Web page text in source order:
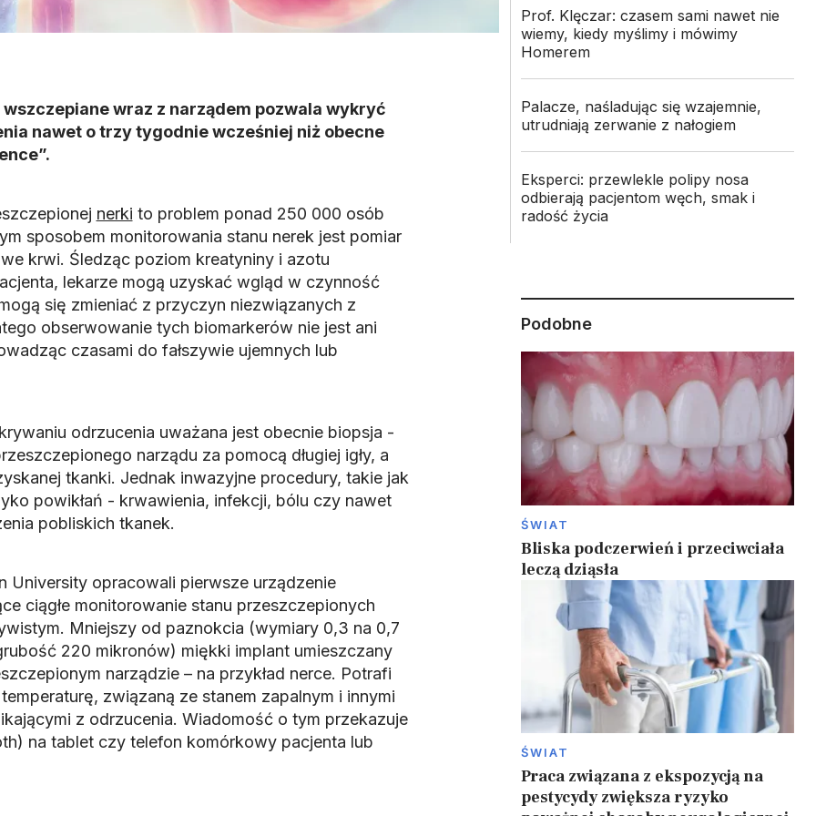
wraz z narządem pozwala wykryć
nawet o trzy tygodnie wcześniej niż obecne
nerki to problem ponad 250 000 osób
sposobem monitorowania stanu nerek jest pomiar
krwi. Śledząc poziom kreatyniny i azotu
lekarze mogą uzyskać wgląd w czynność
się zmieniać z przyczyn niezwiązanych z
obserwowanie tych biomarkerów nie jest ani
czasami do fałszywie ujemnych lub
odrzucenia uważana jest obecnie biopsja -
narządu za pomocą długiej igły, a
tkanki. Jednak inwazyjne procedury, takie jak
powikłań - krwawienia, infekcji, bólu czy nawet
pobliskich tkanek.
University opracowali pierwsze urządzenie
ciągłe monitorowanie stanu przeszczepionych
Mniejszy od paznokcia (wymiary 0,3 na 0,7
220 mikronów) miękki implant umieszczany
narządzie – na przykład nerce. Potrafi
związaną ze stanem zapalnym i innymi
z odrzucenia. Wiadomość o tym przekazuje
na tablet czy telefon komórkowy pacjenta lub
Prof. Klęczar: czasem sami nawet nie
wiemy, kiedy myślimy i mówimy
Homerem
Palacze, naśladując się wzajemnie,
utrudniają zerwanie z nałogiem
Eksperci: przewlekle polipy nosa
odbierają pacjentom węch, smak i
radość życia
Podobne
ŚWIAT
Bliska podczerwień i przeciwciała
leczą dziąsła
ŚWIAT
Praca związana z ekspozycją na
pestycydy zwiększa ryzyko